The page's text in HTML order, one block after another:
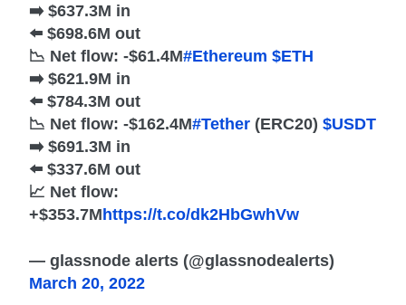
➡️ $637.3M in
⬅️ $698.6M out
📉 Net flow: -$61.4M#Ethereum $ETH
➡️ $621.9M in
⬅️ $784.3M out
📉 Net flow: -$162.4M#Tether (ERC20)$USDT
➡️ $691.3M in
⬅️ $337.6M out
📈 Net flow:
+$353.7Mhttps://t.co/dk2HbGwhVw
— glassnode alerts (@glassnodealerts)
March 20, 2022